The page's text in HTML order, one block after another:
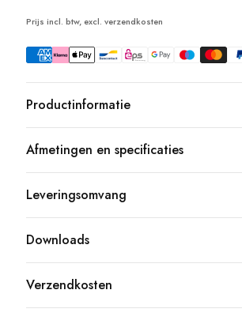
Prijs incl. btw, excl. verzendkosten
Productinformatie
Afmetingen en specificaties
Leveringsomvang
Downloads
Verzendkosten